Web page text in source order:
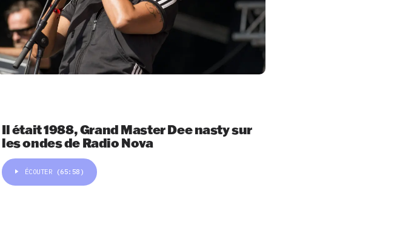
Il était 1988, Grand Master Dee nasty sur
les ondes de Radio Nova
ÉCOUTER (65:58)